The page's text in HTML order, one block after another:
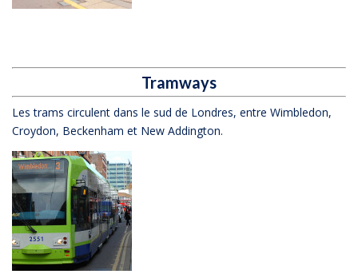
Tramways
Les trams circulent dans le sud de Londres, entre Wimbledon,
Croydon, Beckenham et New Addington.